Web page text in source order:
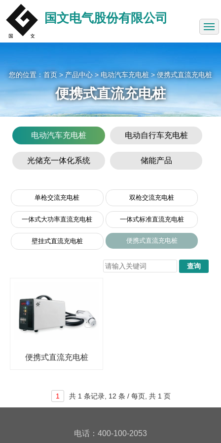
国文电气股份有限公司
网站首页
产品中心
新闻动态
投资者关系
联系方式
安达电气
您的位置： 首页 > 产品中心 > 电动汽车充电桩 > 便携式直流充电桩
便携式直流充电桩
电动汽车充电桩 电动自行车充电桩
光储充一体化系统 储能产品
单枪交流充电桩 双枪交流充电桩
一体式大功率直流充电桩 一体式标准直流充电桩
壁挂式直流充电桩 便携式直流充电桩
便携式直流充电桩
1 共 1 条记录, 12 条 / 每页, 共 1 页
电话：400-100-2053